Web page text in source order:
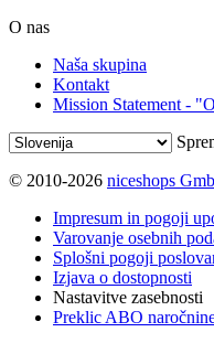
O nas
Naša skupina
Kontakt
Mission Statement -
© 2010-2026 niceshops
Impresum in pogoji
Varovanje osebnih
Splošni pogoji
Izjava o dostopnosti
Nastavitve zasebnosti
Preklic ABO